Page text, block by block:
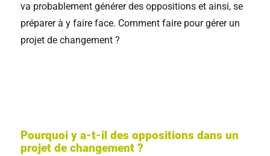
va probablement générer des oppositions et ainsi, se
préparer à y faire face. Comment faire pour gérer un
projet de changement ?
Pourquoi y a-t-il des oppositions dans un
projet de changement ?